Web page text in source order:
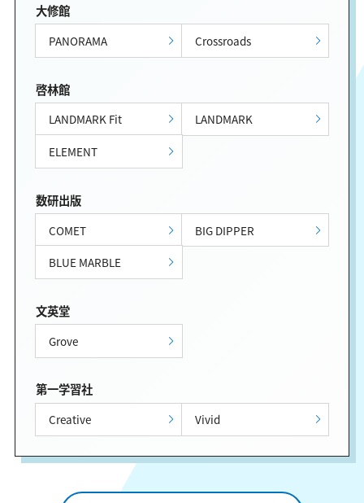
大修館
PANORAMA Crossroads
啓林館
LANDMARK Fit
LANDMARK
ELEMENT
数研出版
COMET
BIG DIPPER
BLUE MARBLE
文英堂
Grove
第一学習社
Creative Vivid